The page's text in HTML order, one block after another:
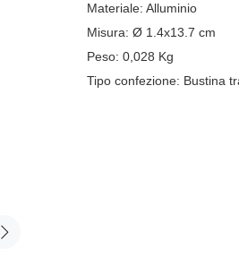
Materiale: Alluminio
Misura: Ø 1.4x13.7 cm
Peso: 0,028 Kg
Tipo confezione: Bustina